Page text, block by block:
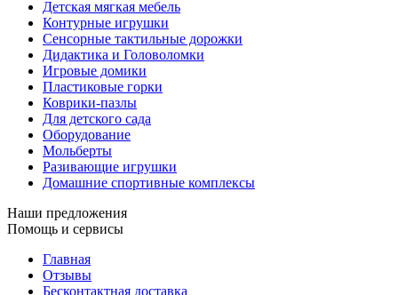
Детская мягкая мебель
Контурные игрушки
Сенсорные тактильные дорожки
Дидактика и Головоломки
Игровые домики
Пластиковые горки
Коврики-пазлы
Для детского сада
Оборудование
Мольберты
Разивающие игрушки
Домашние спортивные комплексы
Наши предложения
Помощь и сервисы
Главная
Отзывы
Бесконтактная доставка